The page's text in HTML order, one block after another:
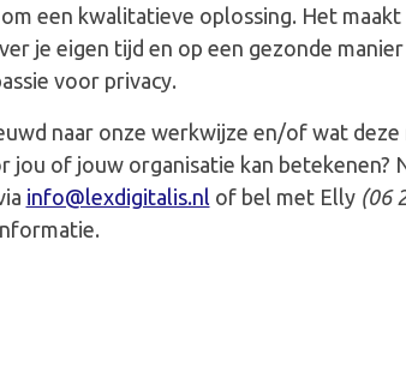
een kwalitatieve oplossing. Het
je eigen tijd en op een gezonde
voor privacy.
naar onze werkwijze en/of wat deze
jou of jouw organisatie kan betekenen?
info@lexdigitalis.nl of bel met Elly (06